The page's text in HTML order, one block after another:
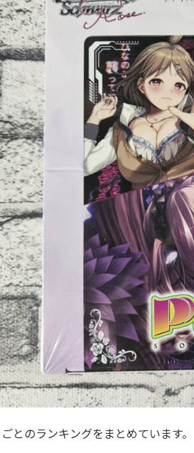
とのランキングをまとめています。